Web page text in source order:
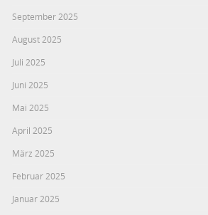
September 2025
August 2025
Juli 2025
Juni 2025
Mai 2025
April 2025
März 2025
Februar 2025
Januar 2025